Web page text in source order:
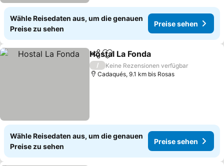
Wähle Reisedaten aus, um die genauen
Preise zu sehen
Preise sehen
TeilenZu Favoriten hinzufügen
Hostal La Fonda
/
Keine Rezensionen verfügbar
Cadaqués, 9.1 km bis Rosas
Wähle Reisedaten aus, um die genauen
Preise zu sehen
Preise sehen